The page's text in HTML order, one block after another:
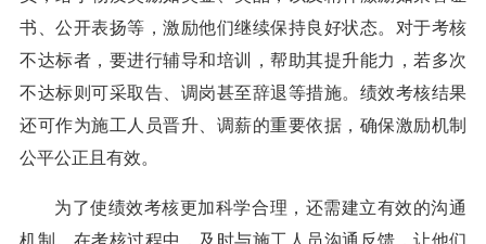
果；数据统计分析可依据工程量、质量检测数据等客观评
估；同事互评能反映施工人员在团队协作中的表现；自评
则有助于施工人员自我反思和总结。
绩效考核结果的应用要得当。对于表现优秀的施工人
员，给予物质奖励如奖金、奖品，以及精神激励如荣誉证
书、公开表扬等，激励他们继续保持良好状态。对于考核
不达标者，要进行辅导和培训，帮助其提升能力，若多次